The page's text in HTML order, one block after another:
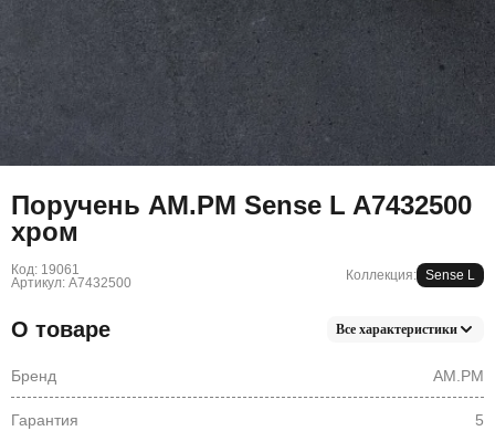
Поручень AM.PM Sense L A7432500
хром
Код: 19061
Артикул: A7432500
Коллекция: Sense L
О товаре Все характеристики
Бренд AM.PM
Гарантия 5